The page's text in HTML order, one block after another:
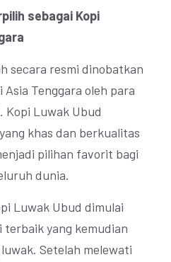
sebagai Kopi
secara resmi dinobatkan
Tenggara oleh para
Kopi Luwak Ubud
khas dan berkualitas
pilihan favorit bagi
dunia.
Luwak Ubud dimulai
yang kemudian
Setelah melewati